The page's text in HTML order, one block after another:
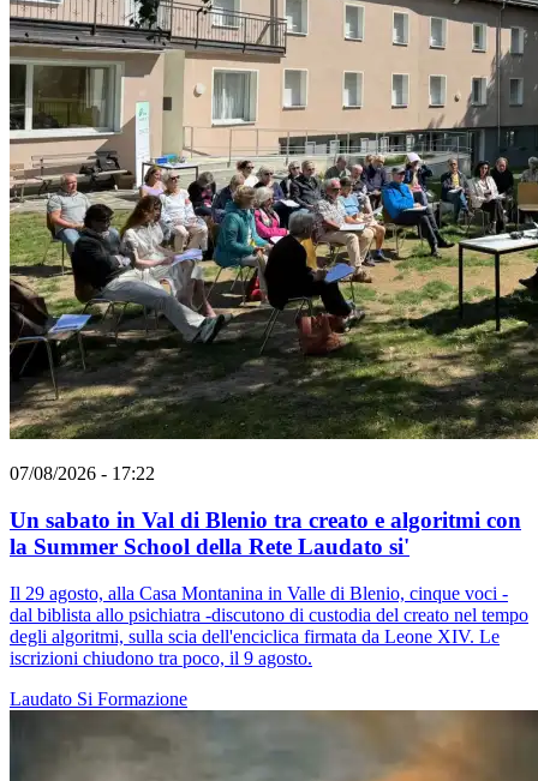
07/08/2026 - 17:22
Un sabato in Val di Blenio tra creato e algoritmi con
la Summer School della Rete Laudato si'
Il 29 agosto, alla Casa Montanina in Valle di Blenio, cinque voci -
dal biblista allo psichiatra -discutono di custodia del creato nel tempo
degli algoritmi, sulla scia dell'enciclica firmata da Leone XIV. Le
iscrizioni chiudono tra poco, il 9 agosto.
Laudato Si Formazione